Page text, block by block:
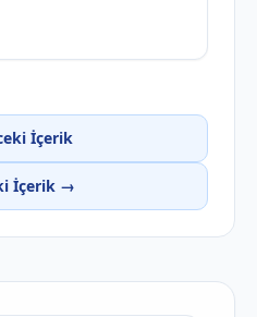
İçerik
İçerik →